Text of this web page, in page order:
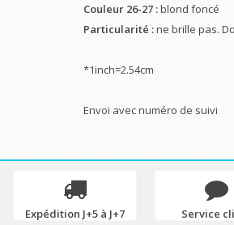
Couleur 26-27 :blond foncé
Particularité :ne brille pas.
*1inch=2.54cm
Envoi avec numéro de suivi
Expédition J+5 à J+7 Service